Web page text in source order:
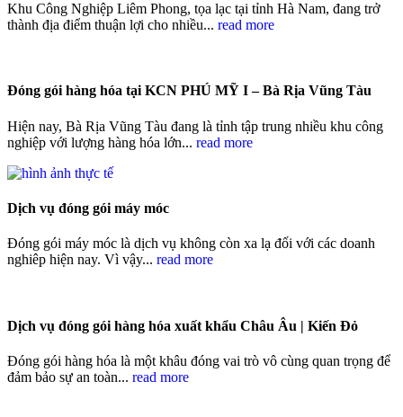
Khu Công Nghiệp Liêm Phong, tọa lạc tại tỉnh Hà Nam, đang trở
thành địa điểm thuận lợi cho nhiều... read more
Đóng gói hàng hóa tại KCN PHÚ MỸ I – Bà Rịa Vũng Tàu
Hiện nay, Bà Rịa Vũng Tàu đang là tỉnh tập trung nhiều khu công
nghiệp với lượng hàng hóa lớn... read more
Dịch vụ đóng gói máy móc
Đóng gói máy móc là dịch vụ không còn xa lạ đối với các doanh
nghiêp hiện nay. Vì vậy... read more
Dịch vụ đóng gói hàng hóa xuất khẩu Châu Âu | Kiến Đỏ
Đóng gói hàng hóa là một khâu đóng vai trò vô cùng quan trọng để
đảm bảo sự an toàn... read more